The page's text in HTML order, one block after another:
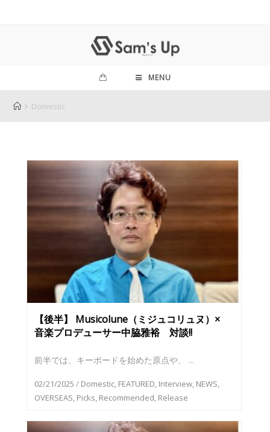
MENU
Domestic
【後半】 Musicolune（ミジュコリュヌ）×
音楽プロデューサー中脇雅裕 対談!!
前半では、キーボードを始めた原点や、 ...
02/21/2025 / Domestic, FEATURED, Interview, NEWS,
OVERSEAS, Picks, Recommended, Release